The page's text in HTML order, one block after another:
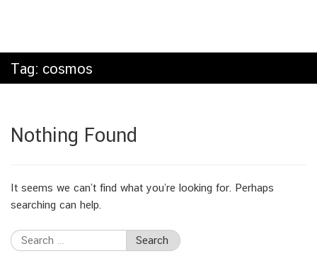
Tag: cosmos
Nothing Found
It seems we can’t find what you’re looking for. Perhaps
searching can help.
Search
for: